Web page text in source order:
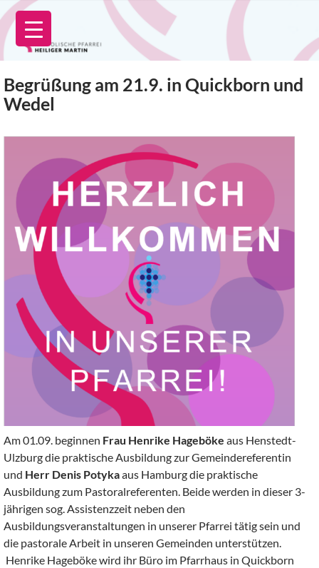
Zum
Inhalt
springen
Begrüßung am 21.9. in Quickborn und
Wedel
Am 01.09. beginnen Frau Henrike Hageböke aus Henstedt-
Ulzburg die praktische Ausbildung zur Gemeindereferentin
und Herr Denis Potykaaus Hamburg die praktische
Ausbildung zum Pastoralreferenten. Beide werden in dieser 3-
jährigen sog. Assistenzzeit neben den
Ausbildungsveranstaltungen in unserer Pfarrei tätig sein und
die pastorale Arbeit in unseren Gemeinden unterstützen.
Henrike Hageböke wird ihr Büro im Pfarrhaus in Quickborn